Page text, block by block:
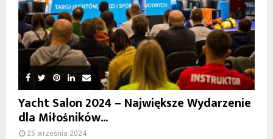
Yacht Salon 2024 – Największe Wydarzenie
dla Miłośników...
25 września 2024